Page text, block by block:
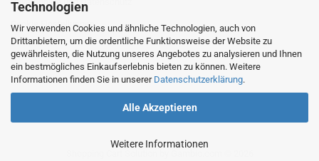
Technologien
Wir verwenden Cookies und ähnliche Technologien, auch von
Drittanbietern, um die ordentliche Funktionsweise der Website zu
gewährleisten, die Nutzung unseres Angebotes zu analysieren und Ihnen
ein bestmögliches Einkaufserlebnis bieten zu können. Weitere
Informationen finden Sie in unserer Datenschutzerklärung.
Alle Akzeptieren
Weitere Informationen
Cookie Einstellungen